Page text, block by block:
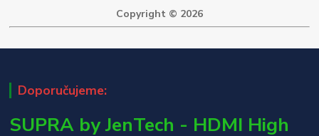
Copyright © 2026
Doporučujeme:
SUPRA by JenTech - HDMI High